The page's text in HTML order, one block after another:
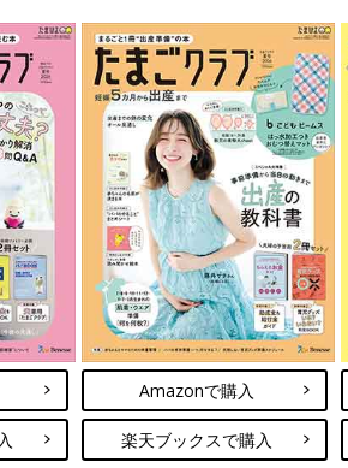
ない育児日記
Amazonで見る
巨
思
直
記】
次の話
いまどきの子どもの自
転車事情って？【御手
洗直子のコマダム日
記】
Amazonで購入
楽天ブックスで購入